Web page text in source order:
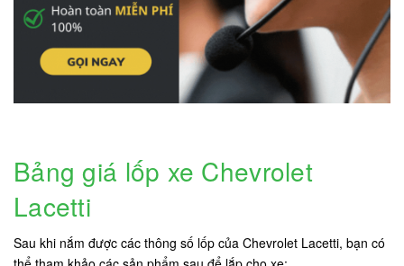
Bảng giá lốp xe Chevrolet
Lacetti
Sau khi nắm được các thông số lốp của Chevrolet Lacetti, bạn có